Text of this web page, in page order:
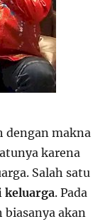
dengan makna
karena
Salah satu
keluarga. Pada
akan